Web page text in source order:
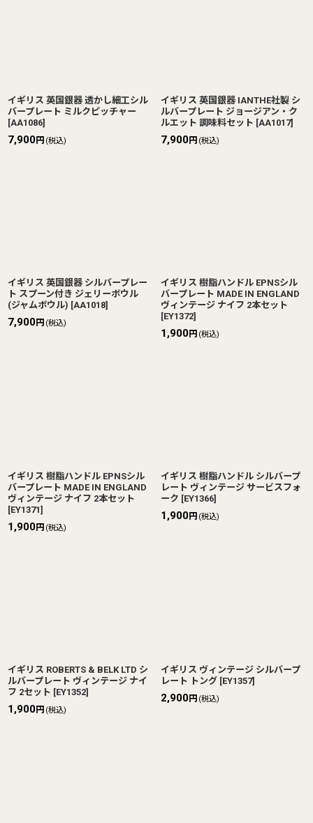
イギリス 英国銀器 透かし細工シル
バープレート ミルクピッチャー
[AA1086]
7,900円 (税込)
イギリス 英国銀器 IANTHE社製 シ
ルバープレート ジョージアン・ク
ルエット 調味料セット [AA1017]
7,900円 (税込)
イギリス 英国銀器 シルバープレー
ト スプーン付き ジェリーボウル
(ジャムボウル) [AA1018]
7,900円 (税込)
イギリス 樹脂ハンドル EPNSシル
バープレート MADE IN ENGLAND
ヴィンテージ ナイフ 2本セット
[EY1372]
1,900円 (税込)
イギリス 樹脂ハンドル EPNSシル
バープレート MADE IN ENGLAND
ヴィンテージ ナイフ 2本セット
[EY1371]
1,900円 (税込)
イギリス 樹脂ハンドル シルバープ
レート ヴィンテージ サービスフォ
ーク [EY1366]
1,900円 (税込)
イギリス ROBERTS & BELK LTD シ
ルバープレート ヴィンテージ ナイ
フ 2セット [EY1352]
1,900円 (税込)
イギリス ヴィンテージ シルバープ
レート トング [EY1357]
2,900円 (税込)